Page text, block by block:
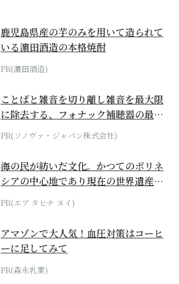
鹿児島県産の芋のみを用いて造られて
いる濵田酒造の本格焼酎
PR(濵田酒造)
ことばと雑音を切り離し雑音を最大限
に除去する、フォナック補聴器の最上
位モデル
PR(ソノヴァ・ジャパン株式会社)
海の民が紡いだ文化。かつてのポリネ
シアの中心地であり現在の世界遺産か
らみえてくる...
PR(エア タヒチ ヌイ)
アマゾンで大人気！血圧対策はコーヒ
ーに足してみて
PR(森永乳業)